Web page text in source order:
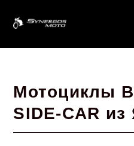
Мотоциклы
SIDE-CAR